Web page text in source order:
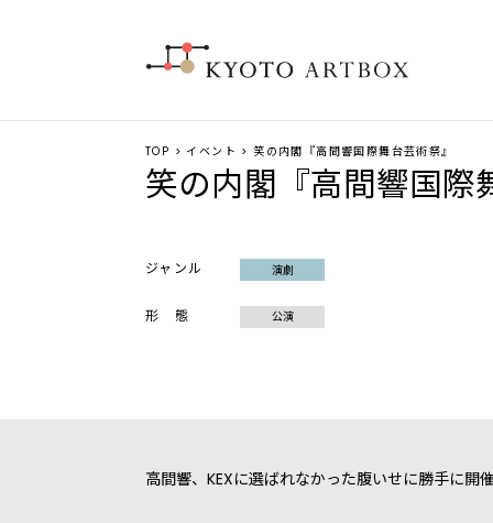
TOP > イベント > 笑の内閣『高間響国際舞台芸術祭』
笑の内閣『高間響国際
ジャンル 演劇
形 態 公演
高間響、KEXに選ばれなかった腹いせに勝手に開